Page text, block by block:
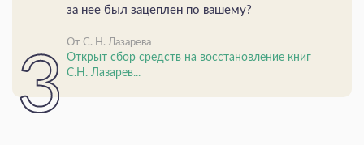
за нее был зацеплен по вашему?
От С. Н. Лазарева
Открыт сбор средств на восстановление книг
С.Н. Лазарев...